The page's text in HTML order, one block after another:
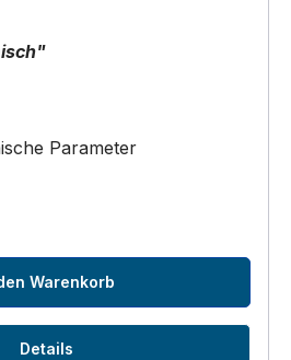
Parameter
Warenkorb
Details